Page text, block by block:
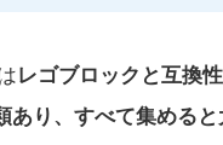
レゴブロックと互換
り、すべて集める